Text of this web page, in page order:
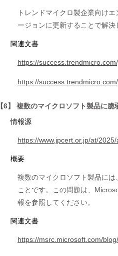
トレンドマイクロ製企業向け
ージョンに更新することで解
関連文書
https://
https://
【6】 複数のマイクロソフト製品に脆
情報源
https://www.jpcert.or.jp/at/
概要
複数のマイクロソフト製品に
ことです。この問題は、
報を参照してください。
関連文書
https://msrc.microsoft.com/